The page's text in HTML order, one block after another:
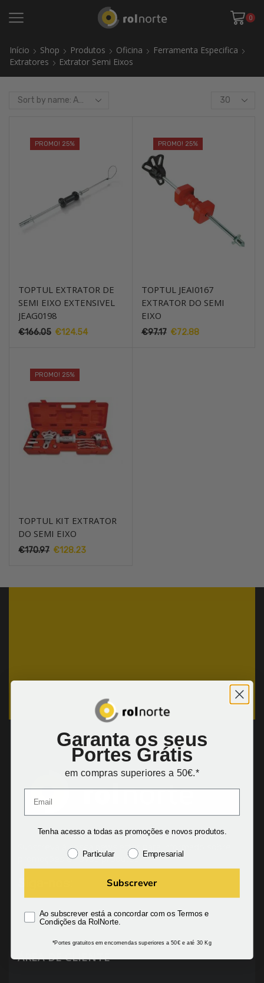
0
Início Shop Produtos Oficina
Ferramenta Especifica
Extratores
Extrator Semi Eixos
Products
PROMO! 25%
TOPTUL EXTRATOR DE
SEMI EIXO EXTENSIVEL
JEAG0198
€166.05 O
era:
€166.05.
€124.54O
PROMO! 25%
TOPTUL JEAI0167
EXTRATOR DO SEMI
EIXO
€97.17 O
€72.88O
PROMO! 25%
TOPTUL KIT EXTRATOR
DO SEMI EIXO
€170.97 O
era:
€128.23
é:
Subscreva à nossa newsletter para informado sobre
promoções e novos produtos!
ÁREA DE CLIENTE
Garanta os seus
Portes Grátis
em compras superiores a 50€.*
Tenha acesso a todas as promoções e novos produtos.
Particular Empresarial
Subscrever
Ao subscrever está a concordar com os Termos e
Condições da RolNorte.
*Portes gratuitos em encomendas superiores a 50€ e até 30 Kg